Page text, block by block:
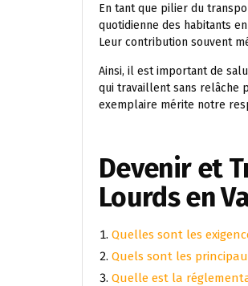
En tant que pilier du
quotidienne des habitants
Leur contribution souvent
Ainsi, il est important de
qui travaillent sans relâche
exemplaire mérite notre
Devenir et
Lourds en
Quelles sont les
Quels sont les
Quelle est la